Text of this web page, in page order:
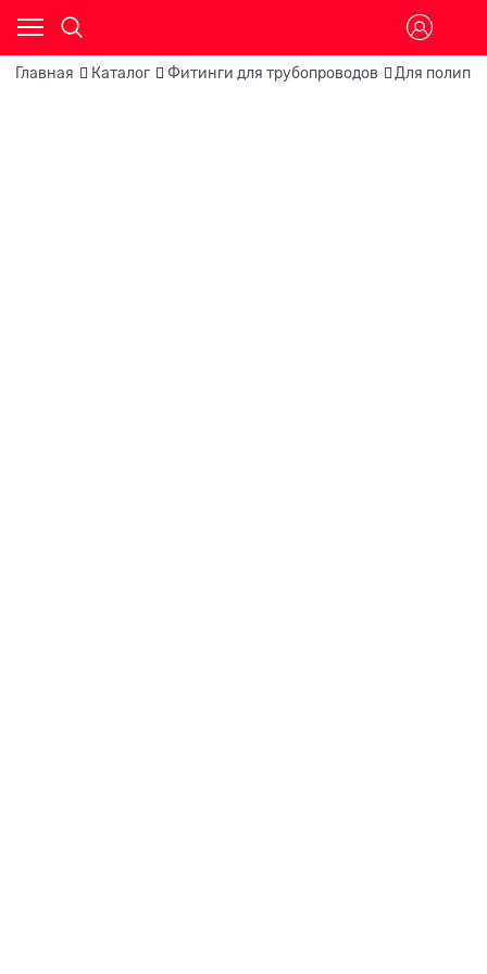
Главная Каталог Фитинги для трубопроводов Для